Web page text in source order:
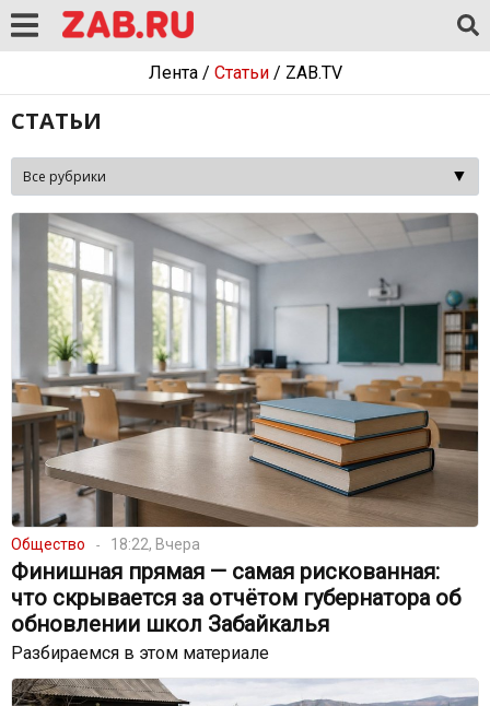
Лента/ Статьи/ ZAB.TV
СТАТЬИ
Общество 18:22, Вчера
Финишная прямая — самая рискованная:
что скрывается за отчётом губернатора об
обновлении школ Забайкалья
Разбираемся в этом материале